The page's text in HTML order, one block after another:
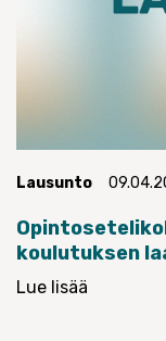
Lausunto
koulutuksen
Lue lisää